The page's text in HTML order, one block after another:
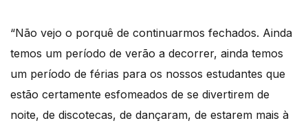
“Não vejo o porquê de continuarmos fechados. Ainda
temos um período de verão a decorrer, ainda temos
um período de férias para os nossos estudantes que
estão certamente esfomeados de se divertirem de
noite, de discotecas, de dançaram, de estarem mais à